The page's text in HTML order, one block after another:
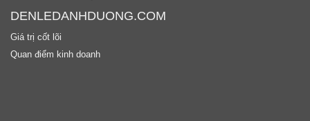
DENLEDANHDUONG.COM
Giá trị cốt lõi
Quan điểm kinh doanh